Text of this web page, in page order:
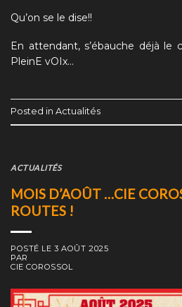
Qu’on se le dise!!
En attendant, s’ébauche déjà le
PleinE vOIx…
Posted in Actualités
ACTUALITÉS
MOIS D’AOÛT …CIE
ROUTES !
POSTÉ LE3 AOÛT 2025
PAR
CIE COROSSOL